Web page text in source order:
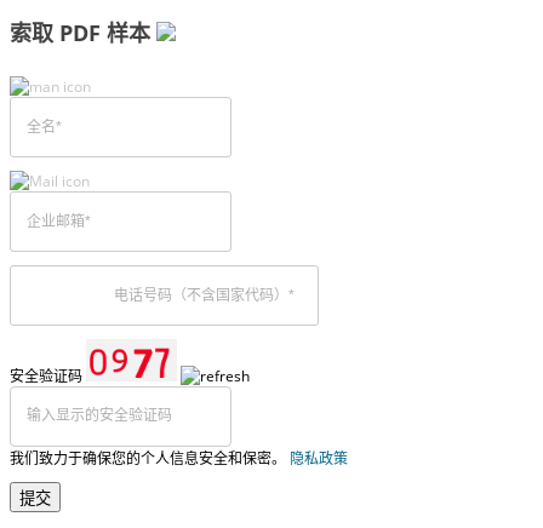
索取 PDF 样本
安全验证码
我们致力于确保您的个人信息安全和保密。 隐私政策
提交